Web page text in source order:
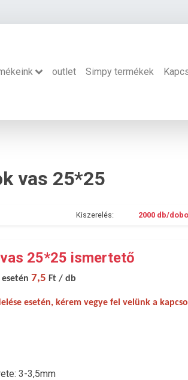
outlet Simpy termékek
vas 25*25
Kiszerelés: 2000 db/
25*25 ismertető
esetén 7,5 Ft / db
esetén, kérem vegye fel velünk a
3-3,5mm